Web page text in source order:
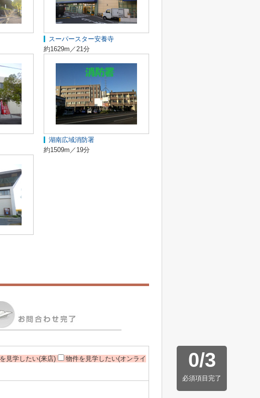
スーパースター安養寺
約1629m／21分
湖南広域消防署
約1509m／19分
0/3
必須項目完了
見学したい(来店)
物件を見学したい(オンライ